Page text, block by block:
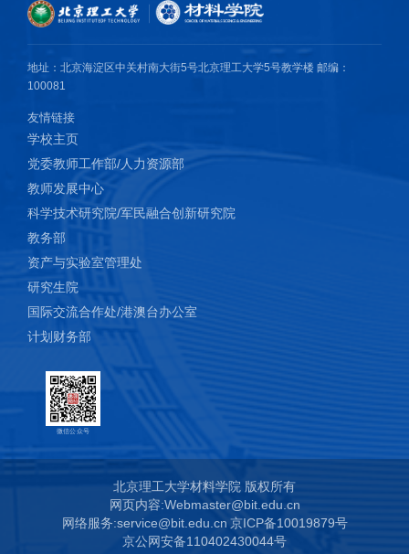
地址：北京海淀区中关村南大街5号北京理工大学5号教学楼 邮编：
100081
友情链接
学校主页
党委教师工作部/人力资源部
教师发展中心
科学技术研究院/军民融合创新研究院
教务部
资产与实验室管理处
研究生院
国际交流合作处/港澳台办公室
计划财务部
微信公众号
北京理工大学材料学院 版权所有
网页内容:Webmaster@bit.edu.cn
网络服务:service@bit.edu.cn 京ICP备10019879号
京公网安备110402430044号